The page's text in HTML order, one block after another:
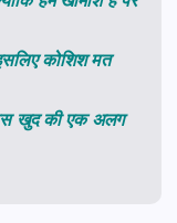
कोशिश मत
खुद की एक अलग